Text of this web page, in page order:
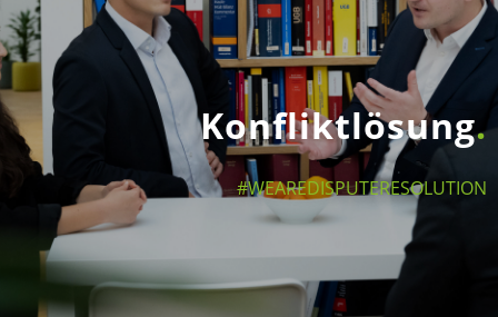
Konfliktlösung
#WEAREDISPUTERESOLUTION